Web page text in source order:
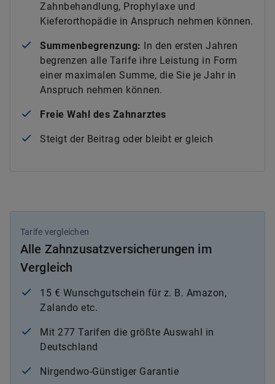
Zahnbehandlung, Prophylaxe und
Kieferorthopädie in Anspruch nehmen können.
Summenbegrenzung:
In den ersten Jahren
begrenzen alle Tarife ihre Leistung in Form
einer maximalen Summe, die Sie je Jahr in
Anspruch nehmen können.
Freie Wahl des Zahnarztes
Steigt der Beitrag oder bleibt er gleich
Tarife vergleichen
Alle Zahnzusatzversicherungen im
Vergleich
15 € Wunschgutschein für z. B. Amazon,
Zalando etc.
Mit 277 Tarifen die größte Auswahl in
Deutschland
Nirgendwo-Günstiger Garantie